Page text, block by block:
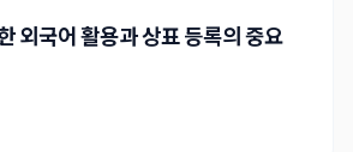
외국어 활용과 상표 등록의 중요